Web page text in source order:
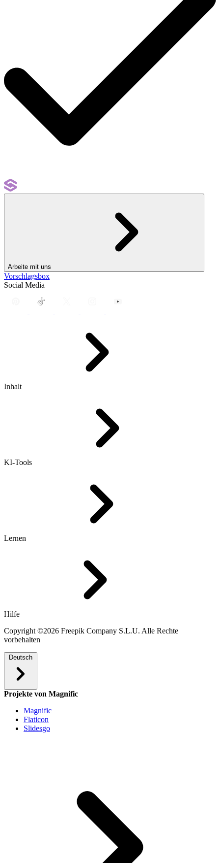
Arbeite mit uns
Vorschlagsbox
Social Media
Inhalt
KI-Tools
Lernen
Hilfe
Copyright ©2026 Freepik Company S.L.U. Alle Rechte
vorbehalten
Deutsch
Projekte von Magnific
Magnific
Flaticon
Slidesgo